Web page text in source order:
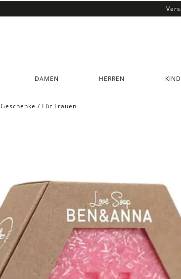
DAMEN HERREN
Geschenke / Für Frauen